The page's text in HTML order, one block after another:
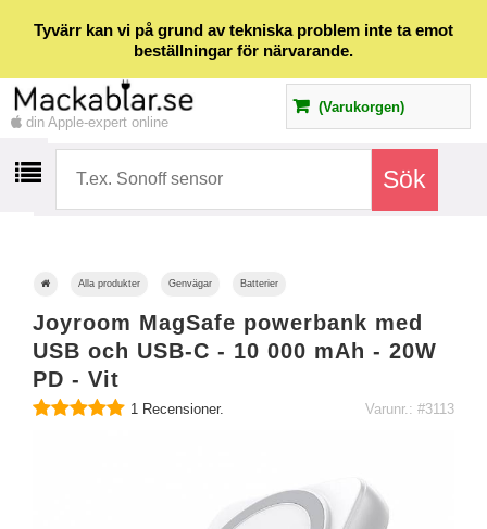
Tyvärr kan vi på grund av tekniska problem inte ta emot
beställningar för närvarande.
din Apple-expert online
(Varukorgen)
Alla produkter Genvägar Batterier
Joyroom MagSafe powerbank med
USB och USB-C - 10 000 mAh - 20W
PD - Vit
1 Recensioner. Varunr.: #3113